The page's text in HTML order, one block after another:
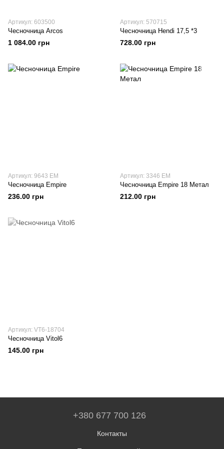
Артикул: 603500
Чесночница Arcos
1 084.00 грн
Артикул: 570715
Чесночница Hendi 17,5 *3
728.00 грн
Артикул: 9643 EM
Чесночница Empire
236.00 грн
Артикул: 3346 EM
Чесночница Empire 18 Метал
212.00 грн
Артикул: VT6-18704
Чесночница Vitol6
145.00 грн
+380 677 700 126
Контакты